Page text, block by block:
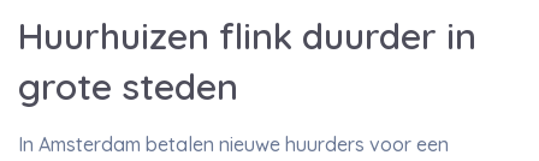
Huurhuizen flink duurder in
grote steden
In Amsterdam betalen nieuwe huurders voor een